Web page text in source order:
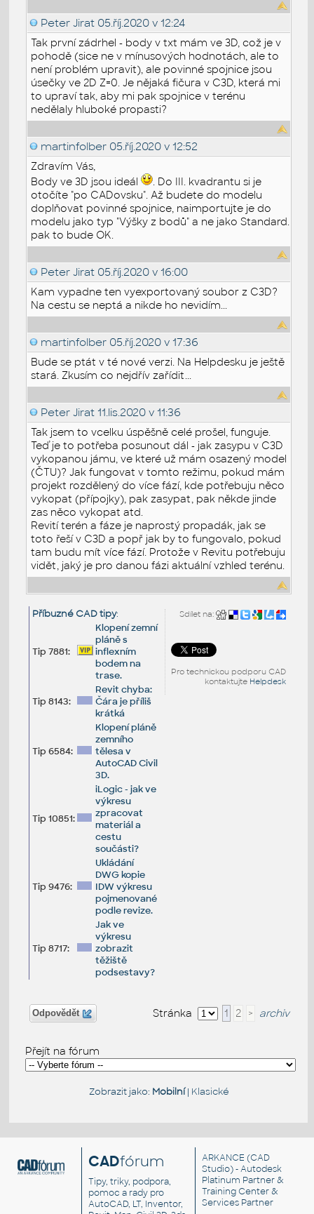
Peter Jirat 05.říj.2020 v 12:24
Tak první zádrhel - body v txt mám ve 3D, což je v
pohodě (sice ne v mínusových hodnotách, ale to
není problém upravit), ale povinné spojnice jsou
úsečky ve 2D Z=0. Je nějaká fičura v C3D, která mi
to upraví tak, aby mi pak spojnice v terénu
nedělaly hluboké propasti?
martinfolber 05.říj.2020 v 12:52
Zdravím Vás,
Body ve 3D jsou ideál
. Do III. kvadrantu si je
otočíte "po CADovsku". Až budete do modelu
doplňovat povinné spojnice, naimportujte je do
modelu jako typ "Výšky z bodů" a ne jako Standard.
pak to bude OK.
Peter Jirat 05.říj.2020 v 16:00
Kam vypadne ten vyexportovaný soubor z C3D?
Na cestu se neptá a nikde ho nevidím...
martinfolber 05.říj.2020 v 17:36
Bude se ptát v té nové verzi. Na Helpdesku je ještě
stará. Zkusím co nejdřív zařídit...
Peter Jirat 11.lis.2020 v 11:36
Tak jsem to vcelku úspěšně celé prošel, funguje.
Teď je to potřeba posunout dál - jak zasypu v C3D
vykopanou jámu, ve které už mám osazený model
(ČTU)? Jak fungovat v tomto režimu, pokud mám
projekt rozdělený do více fází, kde potřebuju něco
vykopat (přípojky), pak zasypat, pak někde jinde
zas něco vykopat atd.
Revití terén a fáze je naprostý propadák, jak se
toto řeší v C3D a popř jak by to fungovalo, pokud
tam budu mít více fází. Protože v Revitu potřebuju
vidět, jaký je pro danou fázi aktuální vzhled terénu.
Sdílet na:
Pro technickou podporu CAD
kontaktujte Helpdesk
Příbuzné CAD tipy:
Tip 7881:
Klopení zemní
pláně s
inflexním
bodem na
trase.
Tip 8143:
Revit chyba:
Čára je příliš
krátká
Tip 6584:
Klopení pláně
zemního
tělesa v
AutoCAD Civil
3D.
Tip 10851:
iLogic - jak ve
výkresu
zpracovat
materiál a
cestu
součásti?
Tip 9476:
Ukládání
DWG kopie
IDW výkresu
pojmenované
podle revize.
Tip 8717:
Jak ve
výkresu
zobrazit
těžiště
podsestavy?
Odpovědět Stránka 1 2 > archiv
Přejít na fórum
Zobrazit jako: Mobilní| Klasické
CADfórum
Tipy, triky, podpora,
pomoc a rady pro
AutoCAD, LT, Inventor,
ARKANCE (CAD
Studio) - Autodesk
Platinum Partner &
Training Center &
Services Partner